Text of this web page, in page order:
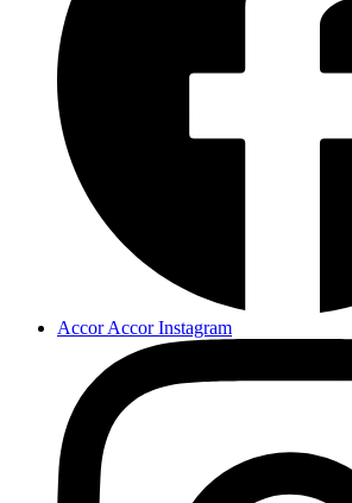
Accor Accor Instagram